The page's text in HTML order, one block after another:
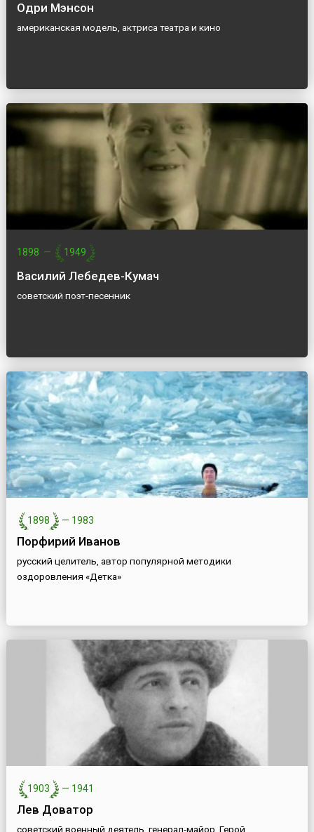
Одри Мэнсон
американская модель, актриса театра и кино
1898 — 1949
Василий Лебедев-Кумач
советский поэт-песенник
1898 — 1983
Порфирий Иванов
русский целитель, автор популярной методики
оздоровления «Детка»
1903 — 1941
Лев Доватор
советский военный деятель, генерал-майор, Герой